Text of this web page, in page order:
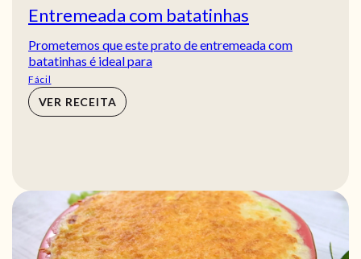
Entremeada com batatinhas
Prometemos que este prato de entremeada com
batatinhas é ideal para
Fácil
VER RECEITA